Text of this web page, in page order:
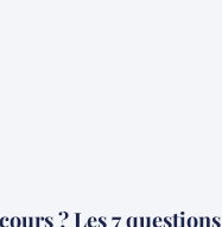
? Les 7 questions